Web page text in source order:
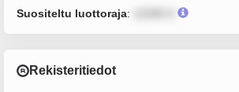
Suositeltu luottoraja:
Rekisteritiedot